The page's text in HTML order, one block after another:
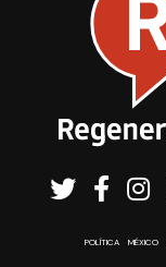
POLÍTICA MÉXICO